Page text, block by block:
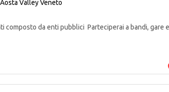
Aosta ValleyVeneto
composto da enti pubblici Parteciperai a bandi, gare